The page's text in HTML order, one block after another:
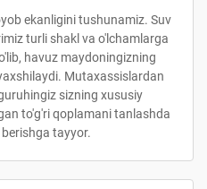
ekanligini tushunamiz. Suv
turli shakl va o'lchamlarga
havuz maydoningizning
Mutaxassislardan
sizning xususiy
to'g'ri qoplamani tanlashda
tayyor.